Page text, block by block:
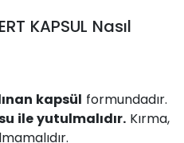
KAPSUL Nasıl
kapsül formundadır.
ile yutulmalıdır. Kırma,